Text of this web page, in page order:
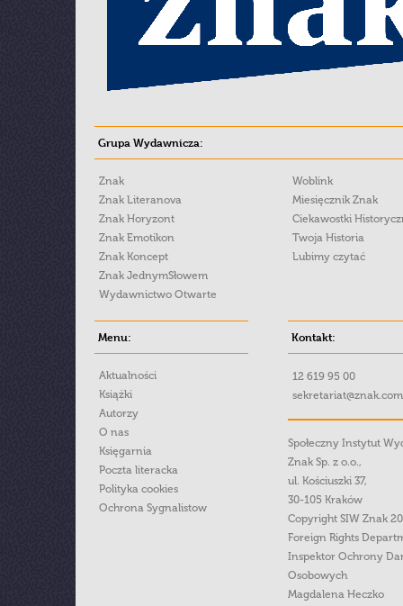
Grupa Wydawnicza:
Znak
Znak Literanova
Znak Horyzont
Znak Emotikon
Znak Koncept
Znak JednymSłowem
Wydawnictwo Otwarte
Woblink
Miesięcznik Znak
Ciekawostki
Twoja Historia
Lubimy czytać
Menu:
Aktualności
Książki
Autorzy
O nas
Księgarnia
Poczta literacka
Polityka cookies
Ochrona Sygnalistow
Kontakt:
12 619 95 00
Społeczny Instytut
Znak Sp. z o.o.,
ul. Kościuszki 37,
30-105 Kraków
Copyright SIW Znak
Foreign Rights
Inspektor Ochrony
Osobowych
Magdalena Heczko